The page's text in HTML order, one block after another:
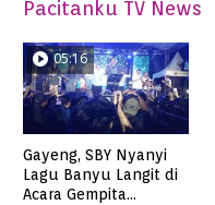
Pacitanku TV News
05:16
Gayeng, SBY Nyanyi
Lagu Banyu Langit di
Acara Gempita